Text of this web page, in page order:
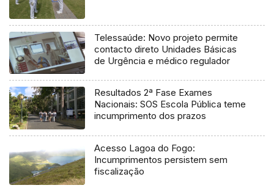
Telessaúde: Novo projeto permite
contacto direto Unidades Básicas
de Urgência e médico regulador
Resultados 2ª Fase Exames
Nacionais: SOS Escola Pública teme
incumprimento dos prazos
Acesso Lagoa do Fogo:
Incumprimentos persistem sem
fiscalização